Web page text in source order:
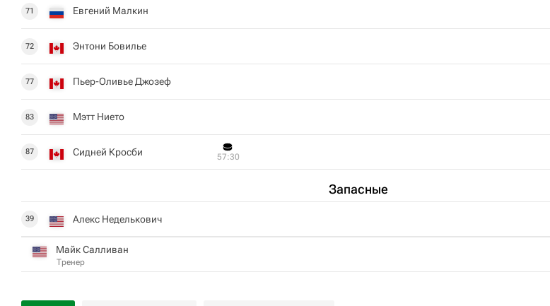
71 Евгений Малкин
72 Энтони Бовилье
77 Пьер-Оливье Джозеф
83 Мэтт Нието
87 Сидней Кросби 57:30
Запасные
39 Алекс Неделькович
Майк Салливан
Тренер